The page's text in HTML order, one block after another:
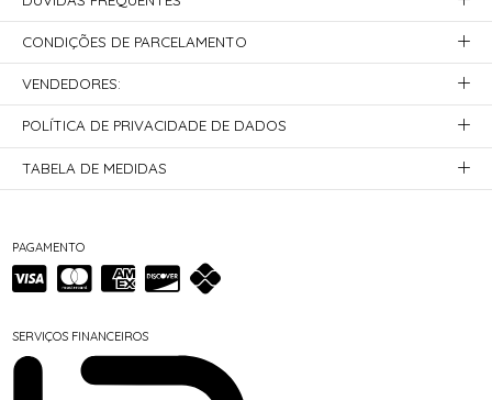
PAGAMENTO
SERVIÇOS FINANCEIROS
CONDIÇÕES DE PARCELAMENTO
VENDEDORES:
POLÍTICA DE PRIVACIDADE DE DADOS
TABELA DE MEDIDAS